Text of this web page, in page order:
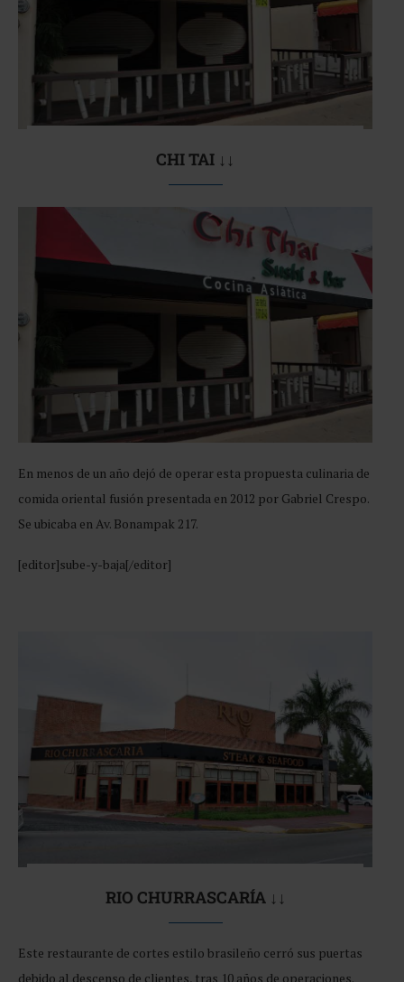
CHI TAI ↓↓
En menos de un año dejó de operar esta propuesta culinaria de
comida oriental fusión presentada en 2012 por Gabriel Crespo.
Se ubicaba en Av. Bonampak 217.
[editor]sube-y-baja[/editor]
RIO CHURRASCARÍA ↓↓
Este restaurante de cortes estilo brasileño cerró sus puertas
debido al descenso de clientes, tras 10 años de operaciones.